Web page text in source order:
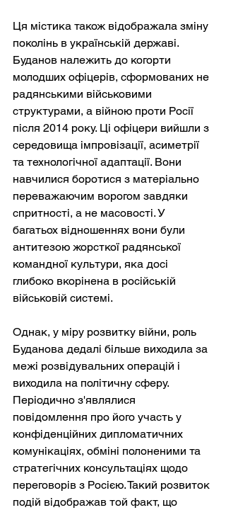
Ця містика також відображала зміну
поколінь в українській державі.
Буданов належить до когорти
молодших офіцерів, сформованих не
радянськими військовими
структурами, а війною проти Росії
після 2014 року. Ці офіцери вийшли з
середовища імпровізації, асиметрії
та технологічної адаптації. Вони
навчилися боротися з матеріально
переважаючим ворогом завдяки
спритності, а не масовості. У
багатьох відношеннях вони були
антитезою жорсткої радянської
командної культури, яка досі
глибоко вкорінена в російській
військовій системі.
Однак, у міру розвитку війни, роль
Буданова дедалі більше виходила за
межі розвідувальних операцій і
виходила на політичну сферу.
Періодично з'являлися
повідомлення про його участь у
конфіденційних дипломатичних
комунікаціях, обміні полоненими та
стратегічних консультаціях щодо
переговорів з Росією. Такий розвиток
подій відображав той факт, що